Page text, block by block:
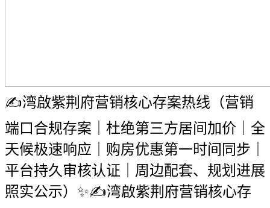
✍湾啟紫荆府营销核心存案热线（营销
端口合规存案｜杜绝第三方居间加价｜全
天候极速响应｜购房优惠第一时间同步｜
平台持久审核认证｜周边配套、规划进展
照实公示）✨✍湾啟紫荆府营销核心存